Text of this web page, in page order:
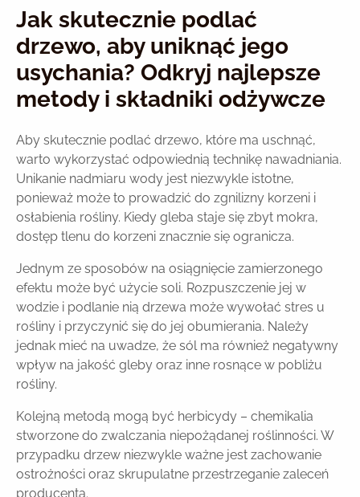
Jak skutecznie podlać
drzewo, aby uniknąć jego
usychania? Odkryj najlepsze
metody i składniki odżywcze
Aby skutecznie podlać drzewo, które ma uschnąć,
warto wykorzystać odpowiednią technikę nawadniania.
Unikanie nadmiaru wody jest niezwykle istotne,
ponieważ może to prowadzić do zgnilizny korzeni i
osłabienia rośliny. Kiedy gleba staje się zbyt mokra,
dostęp tlenu do korzeni znacznie się ogranicza.
Jednym ze sposobów na osiągnięcie zamierzonego
efektu może być użycie soli. Rozpuszczenie jej w
wodzie i podlanie nią drzewa może wywołać stres u
rośliny i przyczynić się do jej obumierania. Należy
jednak mieć na uwadze, że sól ma również negatywny
wpływ na jakość gleby oraz inne rosnące w pobliżu
rośliny.
Kolejną metodą mogą być herbicydy – chemikalia
stworzone do zwalczania niepożądanej roślinności. W
przypadku drzew niezwykle ważne jest zachowanie
ostrożności oraz skrupulatne przestrzeganie zaleceń
producenta.